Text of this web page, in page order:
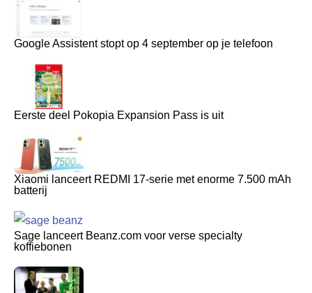
Google Assistent stopt op 4 september op je telefoon
Eerste deel Pokopia Expansion Pass is uit
Xiaomi lanceert REDMI 17-serie met enorme 7.500 mAh
batterij
Sage lanceert Beanz.com voor verse specialty
koffiebonen